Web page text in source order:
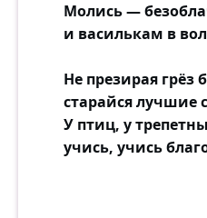
Молись —
и василькам в
Не презирая грёз
старайся лучшие
У птиц, у
учись, учись